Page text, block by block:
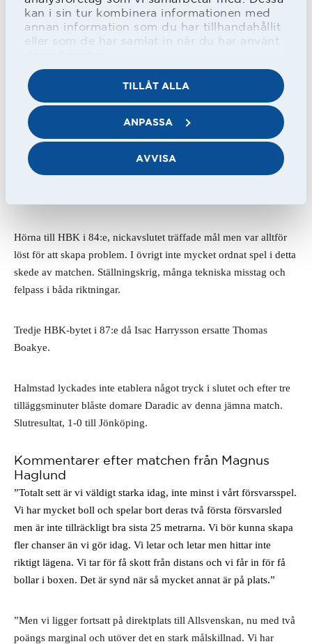
kan i sin tur kombinera informationen med
annan information som du har tillhandahållit
eller som de har samlat in när du har använt
TILLÅT ALLA
ANPASSA
AVVISA
högeravslutet inte bättre än att det gick en bra bit utanför
stolpen.
I 60:e minuten fick Tot Wikström ännu ett skottläge, nu från lite
längre håll – utanför. Strax därefter ännu ett skott, denna gång
från Svedberg – över.
I 69:e minuten klev Boman av, Crespo Kamara ersatte. Strax
därefter nästa HBK-byte då Edvin Kurtulus ersatte Erik
Hörna till HBK i 84:e, nickavslutet träffade mål men var alltför
löst för att skapa problem. I övrigt inte mycket ordnat spel i detta
skede av matchen. Ställningskrig, många tekniska misstag och
felpass i båda riktningar.
Tredje HBK-bytet i 87:e då Isac Harrysson ersatte Thomas
Boakye.
Halmstad lyckades inte etablera något tryck i slutet och efter tre
tilläggsminuter blåste domare Daradic av denna jämna match.
Slutresultat, 1-0 till Jönköping.
Kommentarer efter matchen från Magnus
Haglund
”Totalt sett är vi väldigt starka idag, inte minst i vårt försvarsspel.
Vi har mycket boll och spelar bort deras två första försvarsled
men är inte tillräckligt bra sista 25 metrarna. Vi bör kunna skapa
fler chanser än vi gör idag. Vi letar och letar men hittar inte
riktigt lägena. Vi tar för få skott från distans och vi får in för få
bollar i boxen. Det är synd när så mycket annat är på plats.”
”Men vi ligger fortsatt på direktplats till Allsvenskan, nu med två
poängs marginal och utöver det en stark målskillnad. Vi har